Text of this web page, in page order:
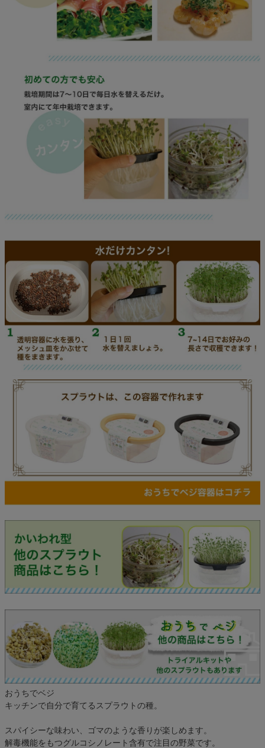
おうちでベジ
キッチンで自分で育てるスプラウトの種。
スパイシーな味わい、ゴマのような香りが楽しめます。
解毒機能をもつグルコシノレート含有で注目の野菜です。